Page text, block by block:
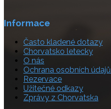
Informace
Často kladené dotazy
Chorvatsko letecky
O nás
Ochrana osobních údajů
Rezervace
Užitečné odkazy
Zprávy z Chorvatska